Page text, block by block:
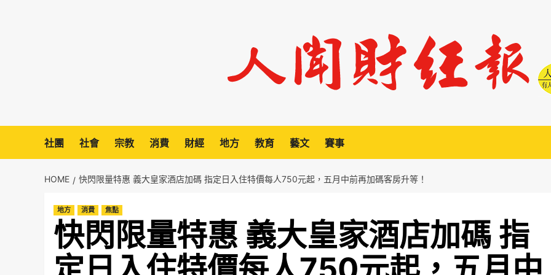
社團 社會 宗教 消費 財經 地方 教育 藝文 賽事
HOME 快閃限量特惠 義大皇家酒店加碼 指定日入住特價每人750元起，五月中前再加碼客房升等！
地方 消費 焦點
快閃限量特惠 義大皇家酒店加碼 指